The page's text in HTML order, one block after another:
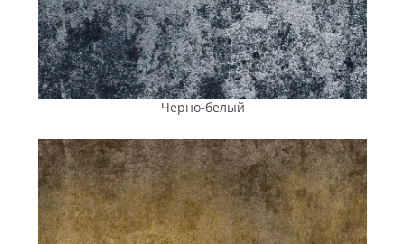
Брусчатка «Катушка»(80 и 100 мм)рассчитана на
зоны с повышенной нагрузкой. Увеличенная
толщина элементов и замковая система фиксации
обеспечивают устойчивость покрытия к
динамическим и статическим нагрузкам. Это
практичное решение для проездов, парковок,
складских и производственных территорий.
Коллекции тротуарной плитки
ANYFEM®: особенности и
применение
Черно-белый